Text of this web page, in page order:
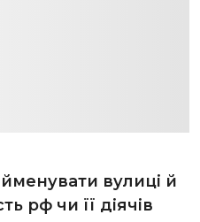
вулиці й
рф чи її діячів